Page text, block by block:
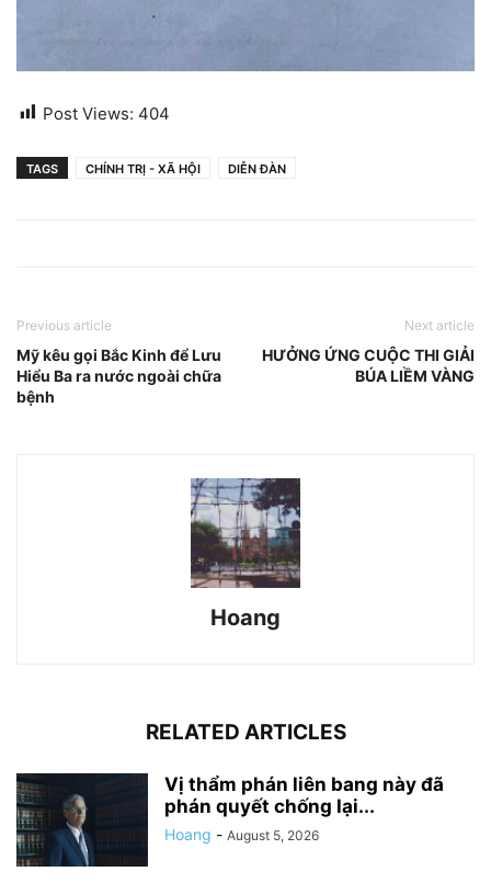
Post Views: 404
TAGS CHÍNH TRỊ - XÃ HỘI DIỄN ĐÀN
Previous article
Mỹ kêu gọi Bắc Kinh để Lưu
Hiểu Ba ra nước ngoài chữa
bệnh
Next article
HƯỞNG ỨNG CUỘC THI GIẢI
BÚA LIỀM VÀNG
Hoang
RELATED ARTICLES
Vị thẩm phán liên bang này đã
phán quyết chống lại...
Hoang - August 5, 2026